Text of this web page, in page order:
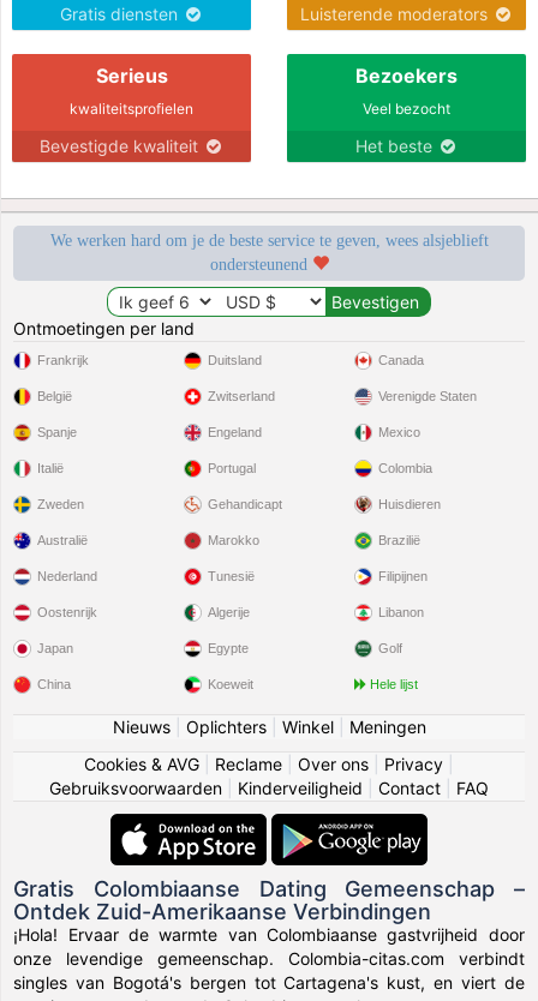
Gratis diensten Luisterende moderators
Serieus
kwaliteitsprofielen
Bevestigde kwaliteit
Bezoekers
Veel bezocht
Het beste
We werken hard om je de beste service te geven, wees alsjeblieft
ondersteunend
Ontmoetingen per land
Frankrijk
België
Spanje
Italië
Zweden
Duitsland
Zwitserland
Engeland
Portugal
Gehandicapt
Canada
Verenigde Staten
Mexico
Colombia
Huisdieren
Australië
Nederland
Oostenrijk
Japan
China
Marokko
Tunesië
Algerije
Egypte
Koeweit
Brazilië
Filipijnen
Libanon
Golf
Hele lijst
Nieuws| Oplichters| Winkel| Meningen
Cookies & AVG
Reclame Over ons Privacy
Gebruiksvoorwaarden
Kinderveiligheid Contact FAQ
Gratis Colombiaanse Dating Gemeenschap –
Ontdek Zuid-Amerikaanse Verbindingen
¡Hola! Ervaar de warmte van Colombiaanse gastvrijheid door
onze levendige gemeenschap. Colombia-citas.com verbindt
singles van Bogotá's bergen tot Cartagena's kust, en viert de